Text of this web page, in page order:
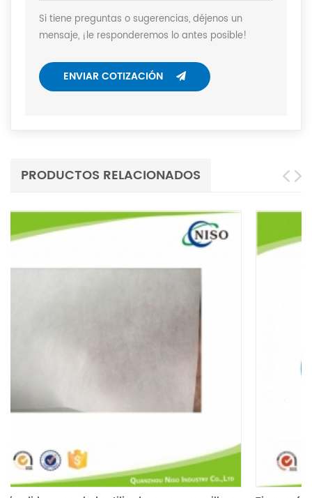
Si tiene preguntas o sugerencias, déjenos un
mensaje, ¡le responderemos lo antes posible!
ENVIAR COTIZACIÓN
PRODUCTOS RELACIONADOS